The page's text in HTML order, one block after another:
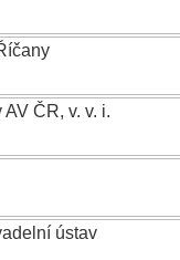
ČR, v. v. i.
ústav